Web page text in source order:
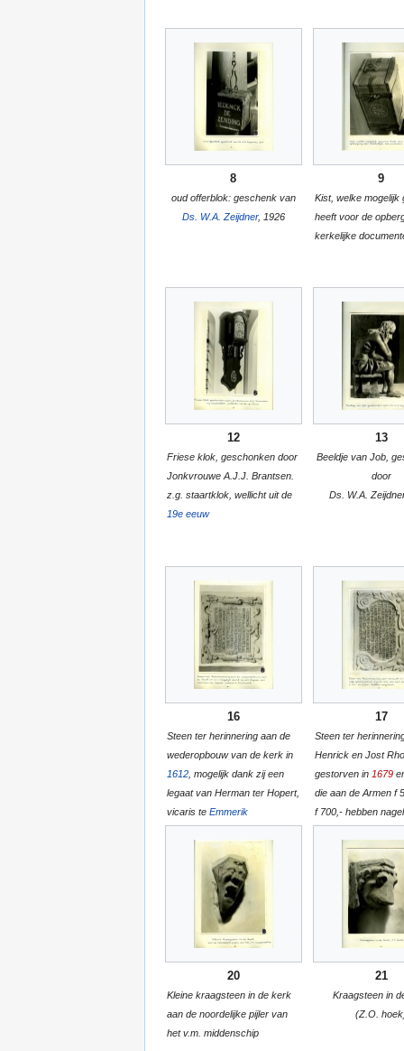
8
oud offerblok: geschenk van
Ds. W.A. Zeijdner, 1926
9
Kist, welke mogelijk
heeft voor de
kerkelijke
12
Friese klok, geschonken door
Jonkvrouwe A.J.J. Brantsen.
z.g. staartklok, wellicht uit de
19e eeuw
13
Beeldje van Job,
door
Ds. W.A.
16
Steen ter herinnering aan de
wederopbouw van de kerk in
1612 , mogelijk dank zij een
legaat van Herman ter Hopert,
vicaris te Emmerik
17
Steen ter
Henrick en Jost
gestorven in 1679
die aan de Armen f
f 700,- hebben
20
Kleine kraagsteen in de kerk
aan de noordelijke pijler van
het v.m. middenschip
21
Kraagsteen in
(Z.O.